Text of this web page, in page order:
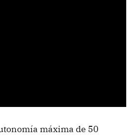
máxima de 50